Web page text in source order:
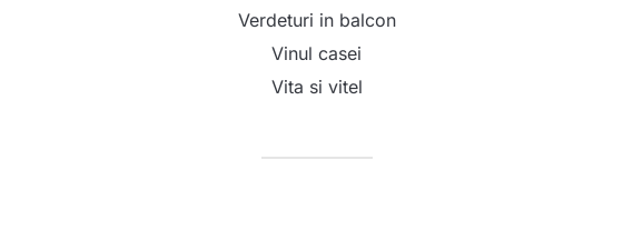
Verdeturi in balcon
Vinul casei
Vita si vitel